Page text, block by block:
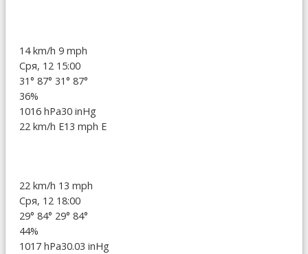
14 km/h 9 mph
Сря, 12 15:00
31° 87° 31° 87°
36%
1016 hPa30 inHg
22 km/h E13 mph E
22 km/h 13 mph
Сря, 12 18:00
29° 84° 29° 84°
44%
1017 hPa30.03 inHg